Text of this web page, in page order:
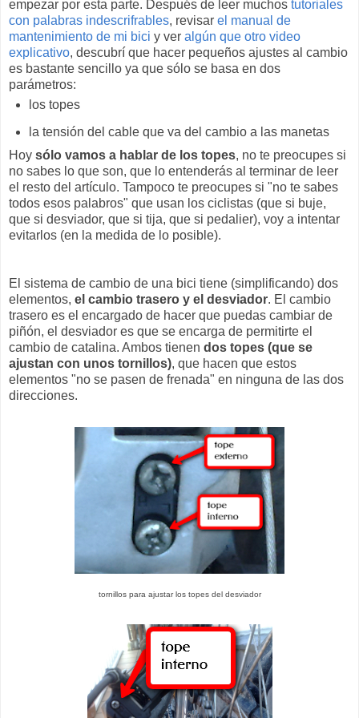
empezar por esta parte. Después de leer muchos tutoriales
con palabras indescrifrables, revisar el manual de
mantenimiento de mi bici y ver algún que otro video
explicativo, descubrí que hacer pequeños ajustes al cambio
es bastante sencillo ya que sólo se basa en dos
parámetros:
los topes
la tensión del cable que va del cambio a las manetas
Hoy sólo vamos a hablar de los topes, no te preocupes si
no sabes lo que son, que lo entenderás al terminar de leer
el resto del artículo. Tampoco te preocupes si "no te sabes
todos esos palabros" que usan los ciclistas (que si buje,
que si desviador, que si tija, que si pedalier), voy a intentar
evitarlos (en la medida de lo posible).
El sistema de cambio de una bici tiene (simplificando) dos
elementos, el cambio trasero y el desviador. El cambio
trasero es el encargado de hacer que puedas cambiar de
piñón, el desviador es que se encarga de permitirte el
cambio de catalina. Ambos tienen dos topes (que se
ajustan con unos tornillos), que hacen que estos
elementos "no se pasen de frenada" en ninguna de las dos
direcciones.
tornillos para ajustar los topes del desviador